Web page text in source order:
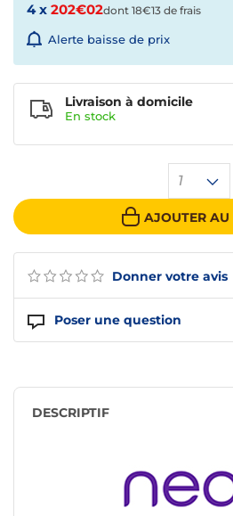
Donner votre avis
Poser une question
4 x 202€02dont 18€13 de frais
Alerte baisse de prix
1
AJOUTER AU
Livraison à domicile
En stock
DESCRIPTIF